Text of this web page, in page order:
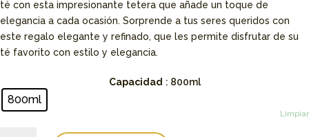
té con esta impresionante tetera que añade un toque de
elegancia a cada ocasión. Sorprende a tus seres queridos con
este regalo elegante y refinado, que les permite disfrutar de su
té favorito con estilo y elegancia.
Capacidad : 800ml
800ml
Limpiar